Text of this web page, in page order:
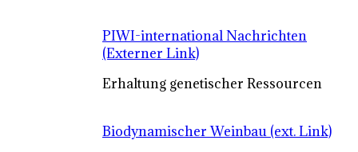
PIWI-international Nachrichten
(Externer Link)
Erhaltung genetischer Ressourcen
Biodynamischer Weinbau (ext. Link)